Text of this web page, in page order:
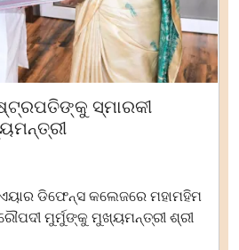
ସ୍ମାରକୀ
ଡିଫେନ୍ସ କଲେଜରେ ମହାମହିମ
ମୁର୍ମୁଙ୍କୁ ମୁଖ୍ୟମନ୍ତ୍ରୀ ଶ୍ରୀ